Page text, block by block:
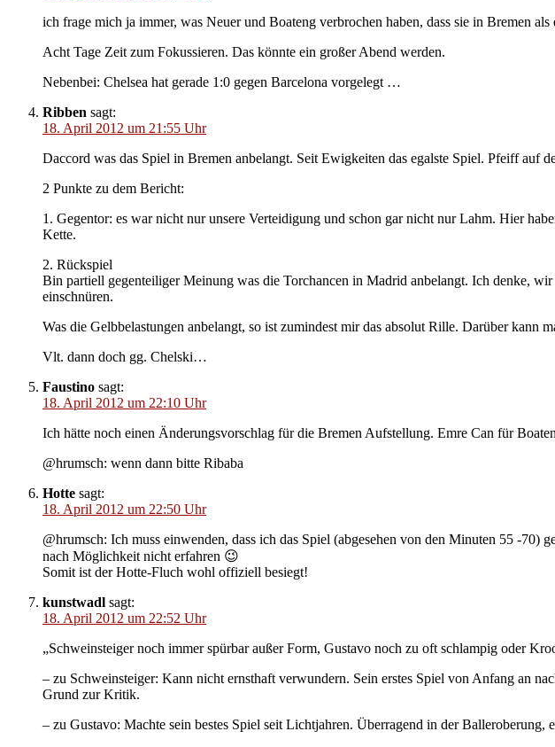
ich frage mich ja immer, was Neuer und Boateng verbrochen haben, dass sie in Bremen
Acht Tage Zeit zum Fokussieren. Das könnte ein großer Abend werden.
Nebenbei: Chelsea hat gerade 1:0 gegen Barcelona vorgelegt …
Ribben sagt:
18. April 2012 um 21:55 Uhr
Daccord was das Spiel in Bremen anbelangt. Seit Ewigkeiten das egalste Spiel. Pfeiff auf
2 Punkte zu dem Bericht:
1. Gegentor: es war nicht nur unsere Verteidigung und schon gar nicht nur Lahm. Hier
Kette.
2. Rückspiel
Bin partiell gegenteiliger Meinung was die Torchancen in Madrid anbelangt. Ich denke,
einschnüren.
Was die Gelbbelastungen anbelangt, so ist zumindest mir das absolut Rille. Darüber kann
Vlt. dann doch gg. Chelski…
Faustino sagt:
18. April 2012 um 22:10 Uhr
Ich hätte noch einen Änderungsvorschlag für die Bremen Aufstellung. Emre Can für
@hrumsch: wenn dann bitte Ribaba
Hotte sagt:
18. April 2012 um 22:50 Uhr
@hrumsch: Ich muss einwenden, dass ich das Spiel (abgesehen von den Minuten 55 -
nach Möglichkeit nicht erfahren 😉
Somit ist der Hotte-Fluch wohl offiziell besiegt!
kunstwadl sagt:
18. April 2012 um 22:52 Uhr
„Schweinsteiger noch immer spürbar außer Form, Gustavo noch zu oft schlampig oder
– zu Schweinsteiger: Kann nicht ernsthaft verwundern. Sein erstes Spiel von Anfang an
Grund zur Kritik.
– zu Gustavo: Machte sein bestes Spiel seit Lichtjahren. Überragend in der Balleroberung,